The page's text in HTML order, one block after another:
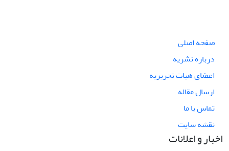
صفحه اصلی
درباره نشریه
اعضای هیات تحریریه
ارسال مقاله
تماس با ما
نقشه سایت
اخبار و اعلانات